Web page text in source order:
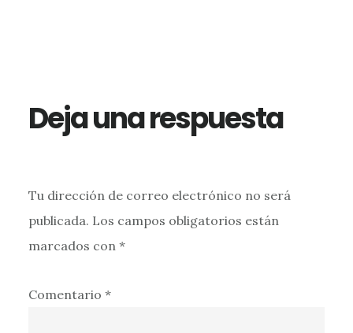
lectores
Deja una respuesta
Tu dirección de correo electrónico no será
publicada. Los campos obligatorios están
marcados con *
Comentario *